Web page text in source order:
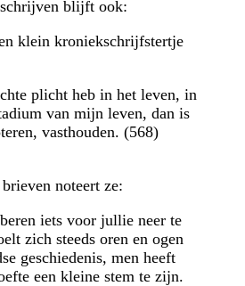
blijft ook:
klein kroniekschrijfstertje
plicht heb in het leven, in
van mijn leven, dan is
vasthouden. (568)
noteert ze:
iets voor jullie neer te
zich steeds oren en ogen
geschiedenis, men heeft
een kleine stem te zijn.